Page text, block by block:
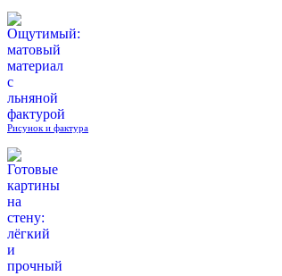
Рисунок и фактура